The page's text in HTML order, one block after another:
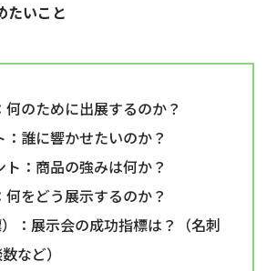
いこと
のために出展するのか？
誰に響かせたいのか？
：商品の強みは何か？
をどう展示するのか？
：展示会の成功指標は？（名刺
など）